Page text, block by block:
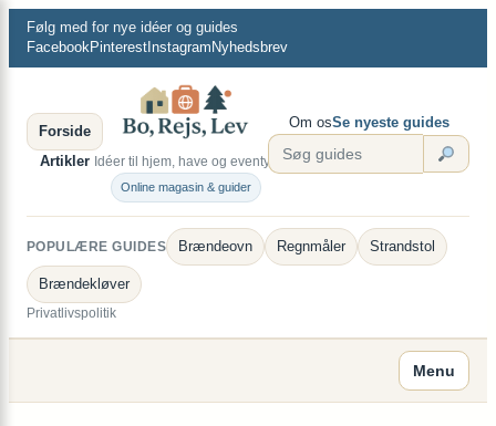
Spring
indhold
Følg med for nye idéer og guides
FacebookPinterest Instagram Nyhedsbrev
Forside
Artikler Idéer til hjem, have og eventyr.
Online magasin & guider
Om osSe nyeste guides
POPULÆRE GUIDES Brændeovn Regnmåler Strandstol
Brændekløver
Privatlivspolitik
Menu